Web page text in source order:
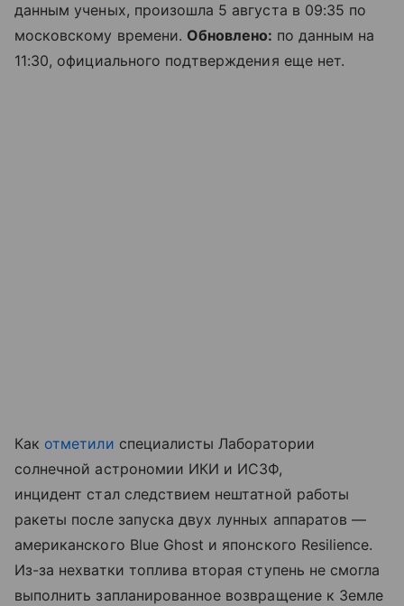
данным ученых, произошла 5 августа в 09:35 по
московскому времени. Обновлено: по данным на
11:30, официального подтверждения еще нет.
Как отметили специалисты Лаборатории
солнечной астрономии ИКИ и ИСЗФ,
инцидент стал следствием нештатной работы
ракеты после запуска двух лунных аппаратов —
американского Blue Ghost и японского Resilience.
Из-за нехватки топлива вторая ступень не смогла
выполнить запланированное возвращение к Земле